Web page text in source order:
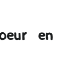
en